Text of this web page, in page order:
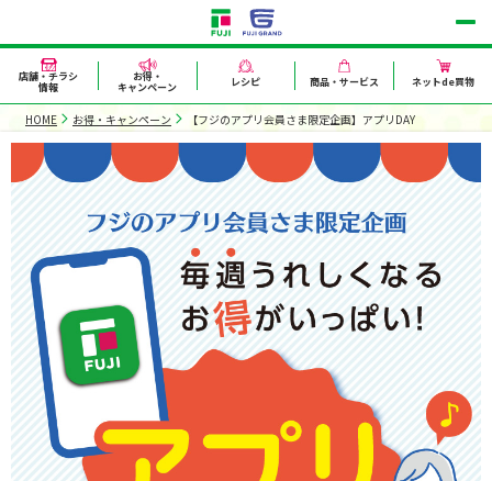
店舗・チラシ
情報
お得・
キャンペーン レシピ 商品・サービス ネットde買物
HOME お得・キャンペーン 【フジのアプリ会員さま限定企画】アプリDAY